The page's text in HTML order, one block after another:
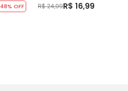
48% OFF R$ 24,99R$ 16,99